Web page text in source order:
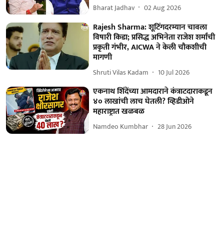
Bharat Jadhav 02 Aug 2026
Rajesh Sharma: शूटिंगदरम्यान चावला
विषारी किडा; प्रसिद्ध अभिनेता राजेश शर्मांची
प्रकृती गंभीर, AICWA ने केली चौकशीची
मागणी
Shruti Vilas Kadam 10 Jul 2026
एकनाथ शिंदेंच्या आमदाराने कंत्राटदाराकडून
४० लाखांची लाच घेतली? व्हिडीओने
महाराष्ट्रात खळबळ
Namdeo Kumbhar 28 Jun 2026